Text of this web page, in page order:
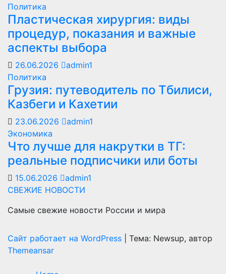
Политика
Пластическая хирургия: виды
процедур, показания и важные
аспекты выбора
26.06.2026
admin1
Политика
Грузия: путеводитель по Тбилиси,
Казбеги и Кахетии
23.06.2026
admin1
Экономика
Что лучше для накрутки в ТГ:
реальные подписчики или боты
15.06.2026
admin1
СВЕЖИЕ НОВОСТИ
Самые свежие новости России и мира
Сайт работает на WordPress
Тема: Newsup, автор
Themeansar